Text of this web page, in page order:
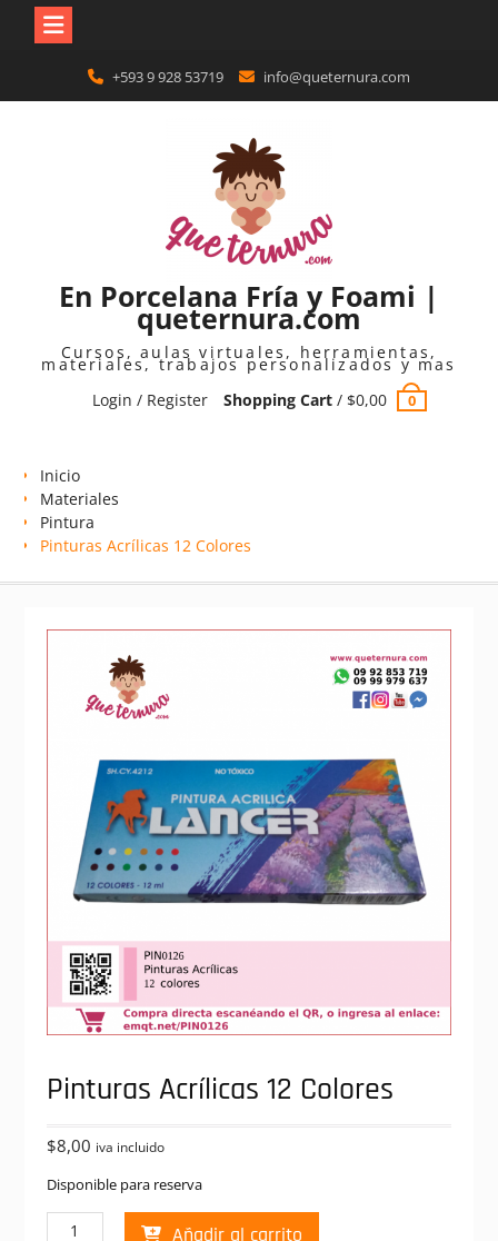
content
+593 9 928 53719 info@queternura.com
En Porcelana Fría y Foami |
queternura.com
Cursos, aulas virtuales, herramientas,
materiales, trabajos personalizados y mas
Login / Register
Shopping Cart/ $0,00 0
Inicio
Materiales
Pintura
Pinturas Acrílicas 12 Colores
Pinturas Acrílicas 12 Colores
$8,00 iva incluido
Disponible para reserva
Pinturas
Añadir al carrito